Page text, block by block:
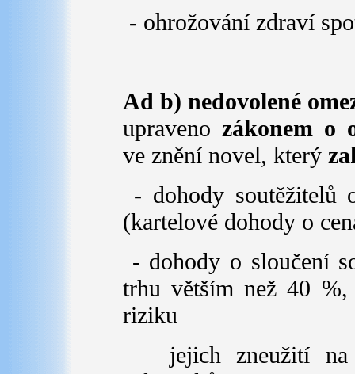
- ohrožování zdraví
Ad b) nedovolené
upraveno zákonem o
ve znění novel, který
- dohody soutěžitelů
(kartelové dohody o
- dohody o sloučení
trhu větším než 40
riziku
jejich zneužití